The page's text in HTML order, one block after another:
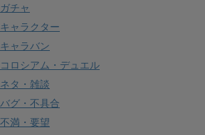
ガチャ
キャラクター
キャラバン
コロシアム・デュエル
ネタ・雑談
バグ・不具合
不満・要望